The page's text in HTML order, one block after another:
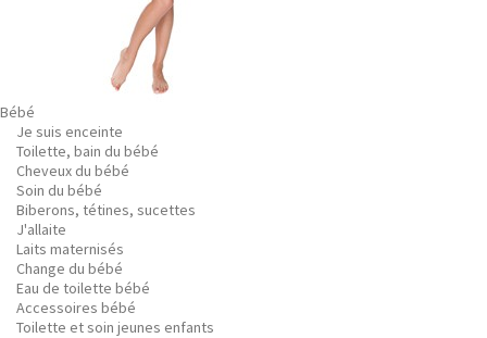
Bébé
Je suis enceinte
Toilette, bain du bébé
Cheveux du bébé
Soin du bébé
Biberons, tétines, sucettes
J'allaite
Laits maternisés
Change du bébé
Eau de toilette bébé
Accessoires bébé
Toilette et soin jeunes enfants